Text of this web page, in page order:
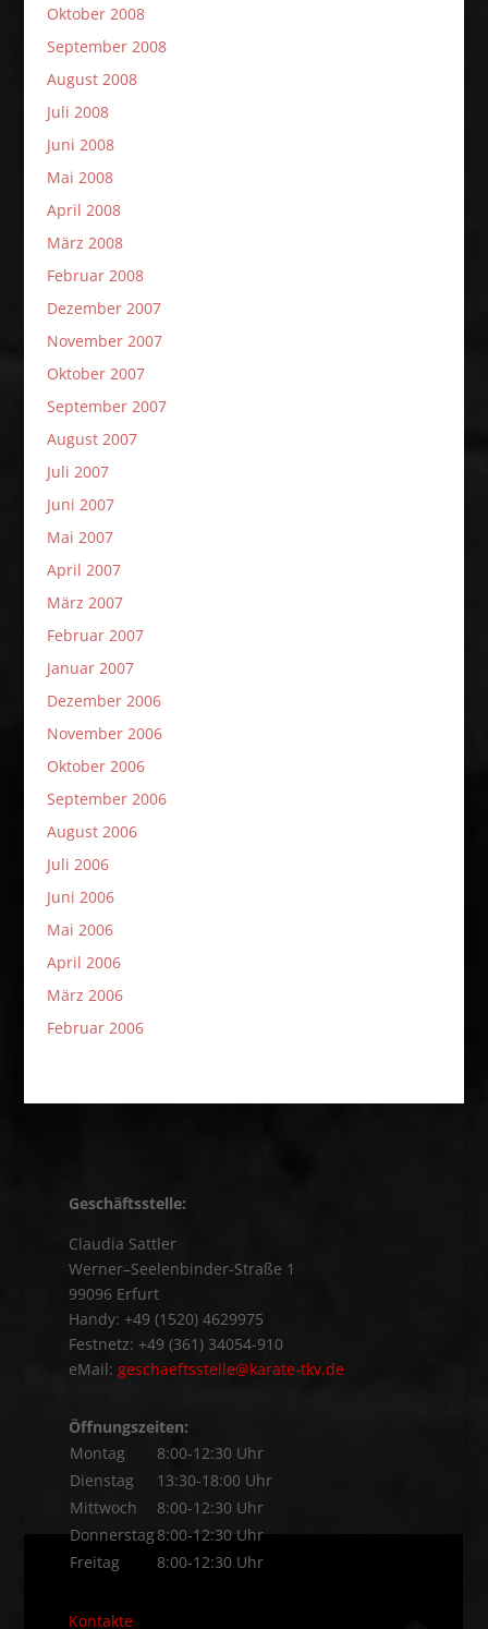
Oktober 2008
September 2008
August 2008
Juli 2008
Juni 2008
Mai 2008
April 2008
März 2008
Februar 2008
Dezember 2007
November 2007
Oktober 2007
September 2007
August 2007
Juli 2007
Juni 2007
Mai 2007
April 2007
März 2007
Februar 2007
Januar 2007
Dezember 2006
November 2006
Oktober 2006
September 2006
August 2006
Juli 2006
Juni 2006
Mai 2006
April 2006
März 2006
Februar 2006
Geschäftsstelle:
Claudia Sattler
Werner–Seelenbinder-Straße 1
99096 Erfurt
Handy: +49 (1520) 4629975
Festnetz: +49 (361) 34054-910
eMail: geschaeftsstelle@karate-tkv.de
Öffnungszeiten:
Montag
8:00-12:30 Uhr
Dienstag
13:30-18:00 Uhr
Mittwoch
8:00-12:30 Uhr
Donnerstag8:00-12:30 Uhr
Freitag
8:00-12:30 Uhr
Kontakte